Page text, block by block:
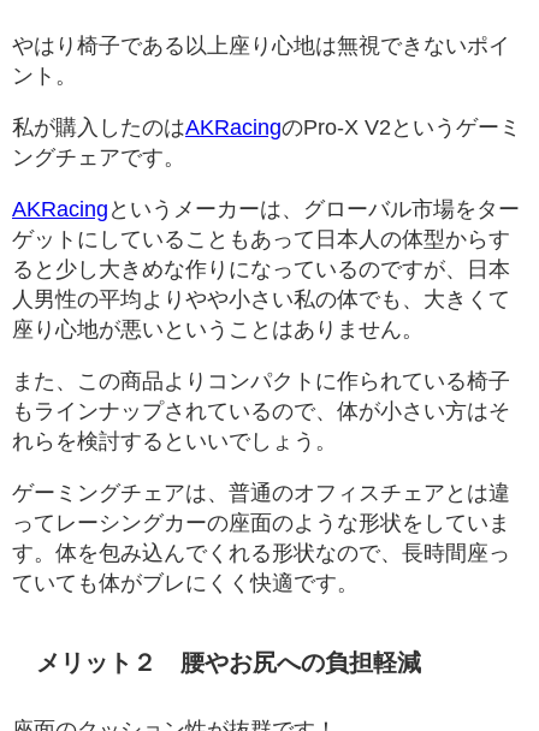
やはり椅子である以上座り心地は無視できないポイ
ント。
私が購入したのはAKRacingのPro-X V2というゲーミ
ングチェアです。
AKRacing というメーカーは、グローバル市場をター
ゲットにしていることもあって日本人の体型からす
ると少し大きめな作りになっているのですが、日本
人男性の平均よりやや小さい私の体でも、大きくて
座り心地が悪いということはありません。
また、この商品よりコンパクトに作られている椅子
もラインナップされているので、体が小さい方はそ
れらを検討するといいでしょう。
ゲーミングチェアは、普通のオフィスチェアとは違
ってレーシングカーの座面のような形状をしていま
す。体を包み込んでくれる形状なので、長時間座っ
ていても体がブレにくく快適です。
メリット２ 腰やお尻への負担軽減